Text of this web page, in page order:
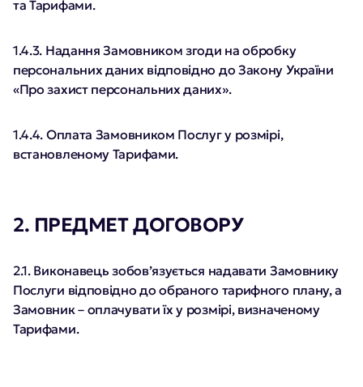
та Тарифами.
1.4.3. Надання Замовником згоди на обробку
персональних даних відповідно до Закону України
«Про захист персональних даних».
1.4.4. Оплата Замовником Послуг у розмірі,
встановленому Тарифами.
2. ПРЕДМЕТ ДОГОВОРУ
2.1. Виконавець зобов’язується надавати Замовнику
Послуги відповідно до обраного тарифного плану, а
Замовник – оплачувати їх у розмірі, визначеному
Тарифами.